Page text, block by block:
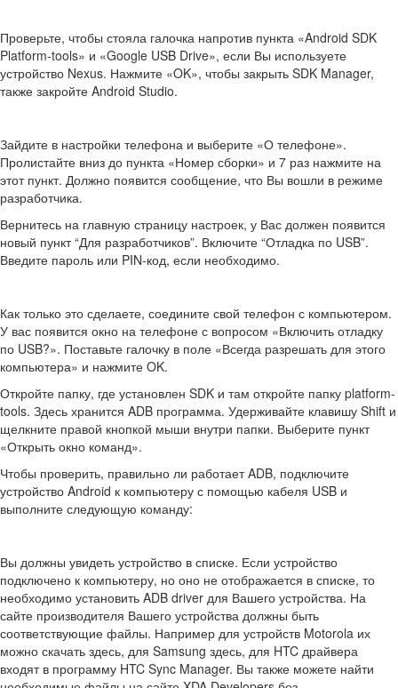
Проверьте, чтобы стояла галочка напротив пункта «Android SDK
Platform-tools» и «Google USB Drive», если Вы используете
устройство Nexus. Нажмите «OK», чтобы закрыть SDK Manager,
также закройте Android Studio.
Зайдите в настройки телефона и выберите «О телефоне».
Пролистайте вниз до пункта «Номер сборки» и 7 раз нажмите на
этот пункт. Должно появится сообщение, что Вы вошли в режиме
разработчика.
Вернитесь на главную страницу настроек, у Вас должен появится
новый пункт “Для разработчиков”. Включите “Отладка по USB”.
Введите пароль или PIN-код, если необходимо.
Как только это сделаете, соедините свой телефон с компьютером.
У вас появится окно на телефоне с вопросом «Включить отладку
по USB?». Поставьте галочку в поле «Всегда разрешать для этого
компьютера» и нажмите OK.
Откройте папку, где установлен SDK и там откройте папку platform-
tools. Здесь хранится ADB программа. Удерживайте клавишу Shift и
щелкните правой кнопкой мыши внутри папки. Выберите пункт
«Открыть окно команд».
Чтобы проверить, правильно ли работает ADB, подключите
устройство Android к компьютеру с помощью кабеля USB и
выполните следующую команду:
Вы должны увидеть устройство в списке. Если устройство
подключено к компьютеру, но оно не отображается в списке, то
необходимо установить ADB driver для Вашего устройства. На
сайте производителя Вашего устройства должны быть
соответствующие файлы. Например для устройств Motorola их
можно скачать здесь, для Samsung здесь, для HTC драйвера
входят в программу HTC Sync Manager. Вы также можете найти